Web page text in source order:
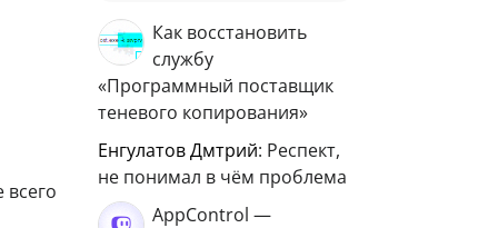
Как восстановить
службу
«Программный поставщик
теневого копирования»
Енгулатов Дмтрий: Респект,
не понимал в чём проблема
AppControl —